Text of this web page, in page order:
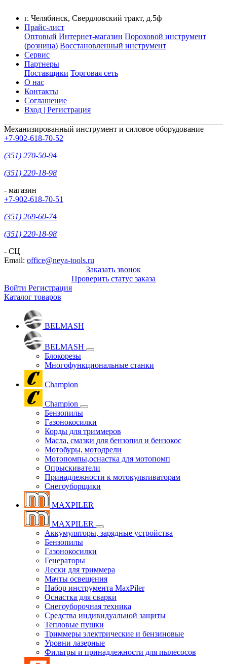
г. Челябинск, Свердловский тракт, д.5ф
Прайс-лист
Оптовый Интернет-магазин Пороховой инструмент
(розница) Восстановленный инструмент
Сервис
Партнеры
Поставщики Торговая сеть
О нас
Контакты
Соглашение
Вход | Регистрация
Механизированный инструмент и силовое оборудование
+7-902-618-70-52
(351) 270-50-94
(351) 220-18-98
- магазин
+7-902-618-70-51
(351) 269-60-74
(351) 220-18-98
- СЦ
Email: office@neya-tools.ru
Заказать звонок
Проверить статус заказа
Войти Регистрация
Каталог товаров
BELMASH
BELMASH
Блокорезы
Многофункциональные станки
Champion
Champion
Бензопилы
Газонокосилки
Корды для триммеров
Масла, смазки для бензопил и бензокос
Мотобуры, мотодрели
Мотопомпы,оснастка для мотопомп
Опрыскиватели
Принадлежности к мотокультиваторам
Снегоуборщики
MAXPILER
MAXPILER
Аккумуляторы, зарядные устройства
Бензопилы
Газонокосилки
Генераторы
Лески для триммера
Мачты освещения
Набор инструмента MaxPiler
Оснастка для сварки
Снегоуборочная техника
Средства индивидуальной защиты
Тепловые пушки
Триммеры электрические и бензиновые
Уровни лазерные
Фильтры и принадлежности для пылесосов